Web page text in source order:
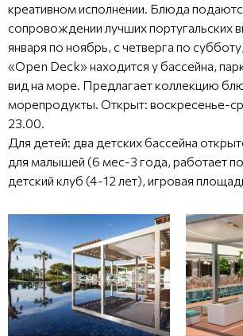
креативном исполнении. Блюда
сопровождении лучших португальских
января по ноябрь, с четверга по
«Open Deck» находится у бассейна,
вид на море. Предлагает коллекцию
морепродукты. Открыт: воскресенье-
23.00.
Для детей: два детских бассейна
для малышей (6 мес-3 года, работает
детский клуб (4-12 лет), игровая